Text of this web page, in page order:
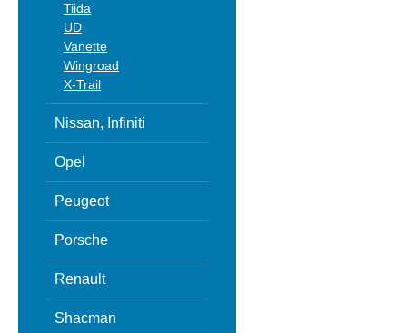
Tiida
UD
Vanette
Wingroad
X-Trail
Nissan, Infiniti
Opel
Peugeot
Porsche
Renault
Shacman